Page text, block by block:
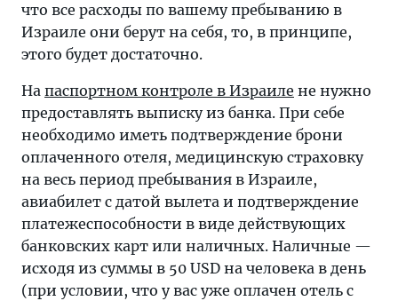
что все расходы по вашему пребыванию в
Израиле они берут на себя, то, в принципе,
этого будет достаточно.
На паспортном контроле в Израиле не нужно
предоставлять выписку из банка. При себе
необходимо иметь подтверждение брони
оплаченного отеля, медицинскую страховку
на весь период пребывания в Израиле,
авиабилет с датой вылета и подтверждение
платежеспособности в виде действующих
банковских карт или наличных. Наличные —
исходя из суммы в 50 USD на человека в день
(при условии, что у вас уже оплачен отель с